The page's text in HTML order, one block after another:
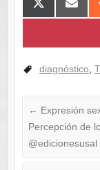
Compartir
en
en
diagnóstico
← Expresión
Percepción de
@edicionesusal